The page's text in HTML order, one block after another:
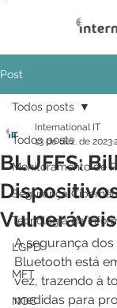
Post
Todos posts
Monitoramento de
Segurança
Tecnologia da
LGPD
MFT
NOC
Todos posts
BLUFFS:
Vulneráveis
International IT
13 de dez. de 2023
A segurança
Bluetooth está
vez, trazendo à
medidas para